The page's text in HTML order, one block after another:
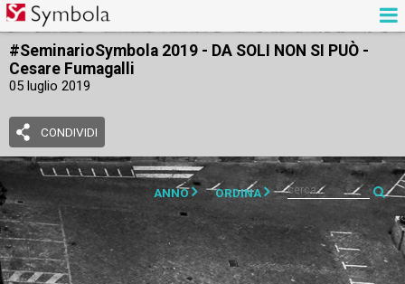
#SeminarioSymbola 2019 - DA SOLI NON SI PUÒ -
Cesare Fumagalli
05 luglio 2019
CONDIVIDI

ORDINA
ANNO